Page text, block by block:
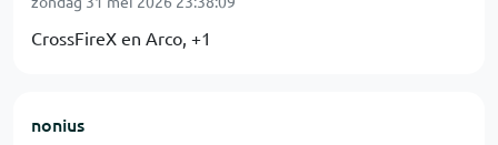
CrossFireX en Arco, +1
nonius